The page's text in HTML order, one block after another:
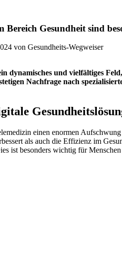
Bereich Gesundheit sind
von Gesundheits-Wegweiser
dynamisches und vielfältiges
Nachfrage nach
einen enormen
als auch die Effizienz im
ist besonders wichtig für